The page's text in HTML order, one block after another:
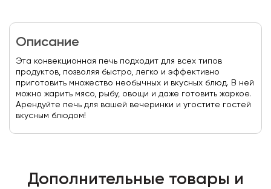
Описание
Эта конвекционная печь подходит для всех типов
продуктов, позволяя быстро, легко и эффективно
приготовить множество необычных и вкусных блюд. В ней
можно жарить мясо, рыбу, овощи и даже готовить жаркое.
Арендуйте печь для вашей вечеринки и угостите гостей
вкусным блюдом!
Дополнительные товары и